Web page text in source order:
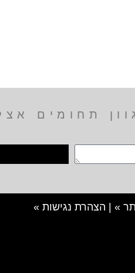
תחומים
»
| הצהרת נגישות »